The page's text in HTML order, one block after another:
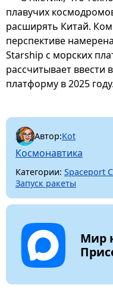
плавучих
расширять Китай.
перспективе
Starship с морских
рассчитывает ввести
платформу в 2025 году.
Автор:Kot
Космонавтика
Категории: Spaceport
Запуск ракеты
Мир